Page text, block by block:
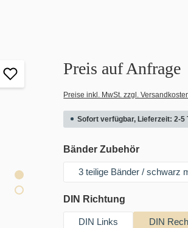
Preis auf Anfrage
Preise inkl. MwSt. zzgl.
Sofort verfügbar, Lieferzeit: 2-5
Bänder Zubehörauswählen
3 teilige Bänder / schwarz
DIN Richtung
DIN Links DIN